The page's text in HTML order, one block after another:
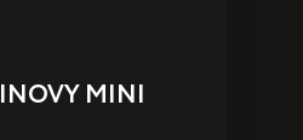
INOVY MINI